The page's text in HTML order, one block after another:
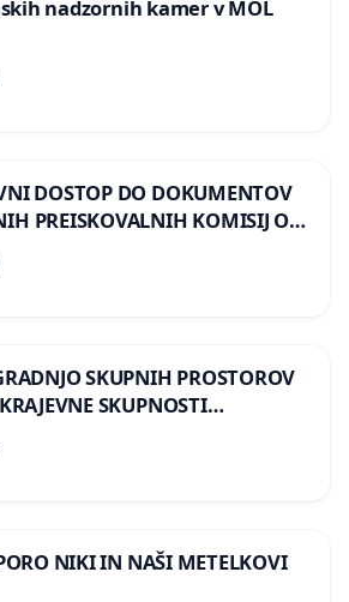
nadzornih kamer v MOL
DOSTOP DO DOKUMENTOV
PREISKOVALNIH KOMISIJ O
Z OROŽJEM
SKUPNIH PROSTOROV
SKUPNOSTI
NIKI IN NAŠI METELKOVI